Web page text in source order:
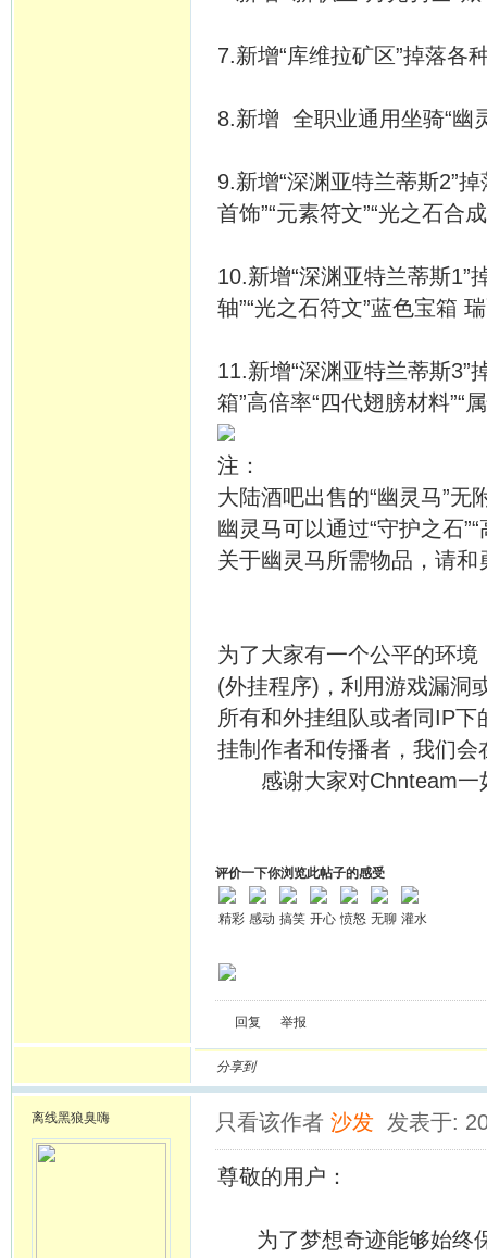
7.新增“库维拉矿区”掉落各
8.新增 全职业通用坐骑“幽
9.新增“深渊亚特兰蒂斯2”
首饰”“元素符文”“光之石合
10.新增“深渊亚特兰蒂斯1”
轴”“光之石符文”蓝色宝箱
11.新增“深渊亚特兰蒂斯3”
箱”高倍率“四代翅膀材料”“
注：
大陆酒吧出售的“幽灵马”
幽灵马可以通过“守护之石
关于幽灵马所需物品，请
为了大家有一个公平的环
(外挂程序)，利用游戏漏洞
所有和外挂组队或者同IP
挂制作者和传播者，我们
感谢大家对Chnteam一
评价一下你浏览此帖子的感受
精彩 感动 搞笑 开心 愤怒 无聊 灌水
回复 举报
分享到
离线黑狼臭嗨 只看该作者 沙发 发表于:
尊敬的用户：
为了梦想奇迹能够始终